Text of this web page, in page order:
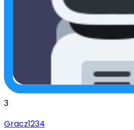
3
Gracz1234